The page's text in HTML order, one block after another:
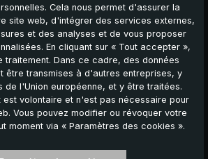
produits
vous pourriez aimer :
Cela nous permet d'assurer la
site web, d'intégrer des services externes,
et des analyses et de vous proposer
En cliquant sur « Tout accepter »,
traitement. Dans ce cadre, des données
être transmises à d'autres entreprises, y
de l'Union européenne, et y être traitées.
est volontaire et n'est pas nécessaire pour
Vous pouvez modifier ou révoquer votre
moment via « Paramètres des cookies ».